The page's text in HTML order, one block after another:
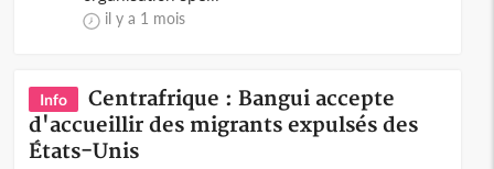
il y a 1 mois
Info
Centrafrique : Bangui accepte
d'accueillir des migrants expulsés des
États-Unis